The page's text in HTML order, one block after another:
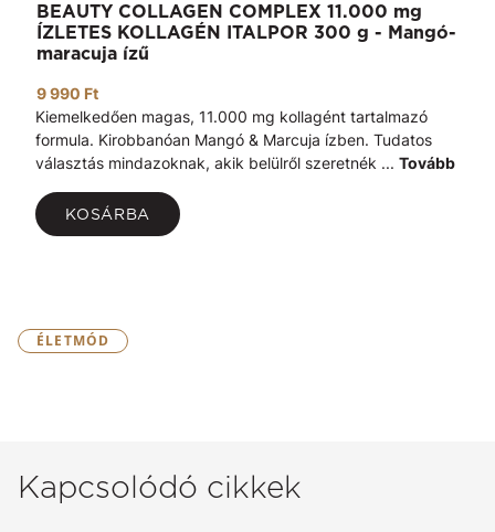
BEAUTY COLLAGEN COMPLEX 11.000 mg
ÍZLETES KOLLAGÉN ITALPOR 300 g - Mangó-
maracuja ízű
9 990 Ft
Kiemelkedően magas, 11.000 mg kollagént tartalmazó
formula. Kirobbanóan Mangó & Marcuja ízben. Tudatos
választás mindazoknak, akik belülről szeretnék ... Tovább
KOSÁRBA
ÉLETMÓD
Kapcsolódó cikkek